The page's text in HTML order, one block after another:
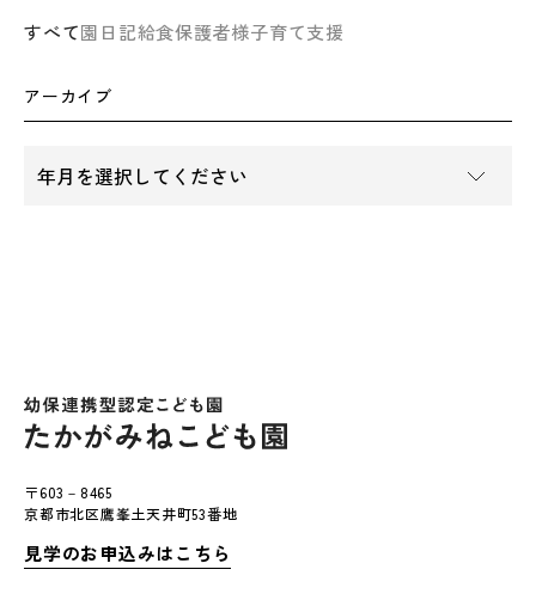
すべて園日記給食保護者様子育て支援
アーカイブ
〒603－8465
京都市北区鷹峯土天井町53番地
見学のお申込みはこちら